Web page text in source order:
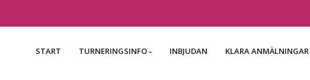
START TURNERINGSINFO INBJUDAN KLARA ANMÄLNINGAR